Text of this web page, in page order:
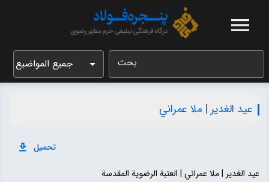
بحث جميع المواضيع
عید الغدیر | ملا عمراني
تحميل
عید الغدیر | ملا عمراني | العتبة الرضویة المقدسة